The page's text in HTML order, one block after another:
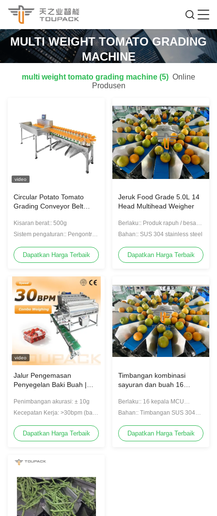
MULTI WEIGHT TOMATO GRADING
MACHINE
multi weight tomato grading machine (5) Online
Produsen
video
Circular Potato Tomato
Grading Conveyor Belt
Kisaran berat:: 500g
Sistem pengaturan:: Pengontrol
Dapatkan Harga Terbaik
Jeruk Food Grade 5.0L 14
Head Multihead Weigher
Berlaku:: Produk rapuh / besar /
lengket
Bahan:: SUS 304 stainless steel
Dapatkan Harga Terbaik
video
Jalur Pengemasan
Penyegelan Baki Buah |
Otomatis & Timbangan
Linier Buah
Penimbangan akurasi: ± 10g
Kecepatan Kerja: >30bpm (baki
Dapatkan Harga Terbaik
Timbangan kombinasi
sayuran dan buah 16
lima liter berkapasitas
besar, baja tahan karat,
Berlaku:: 16 kepala MCU
multihead timbangan Orange
Bahan:: Timbangan SUS 304
Dapatkan Harga Terbaik